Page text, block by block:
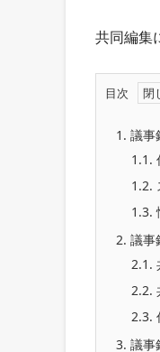
共同編集
目次
1. 議事
1.1.
1.2.
1.3.
2. 議事
2.1.
2.2.
2.3.
3. 議事